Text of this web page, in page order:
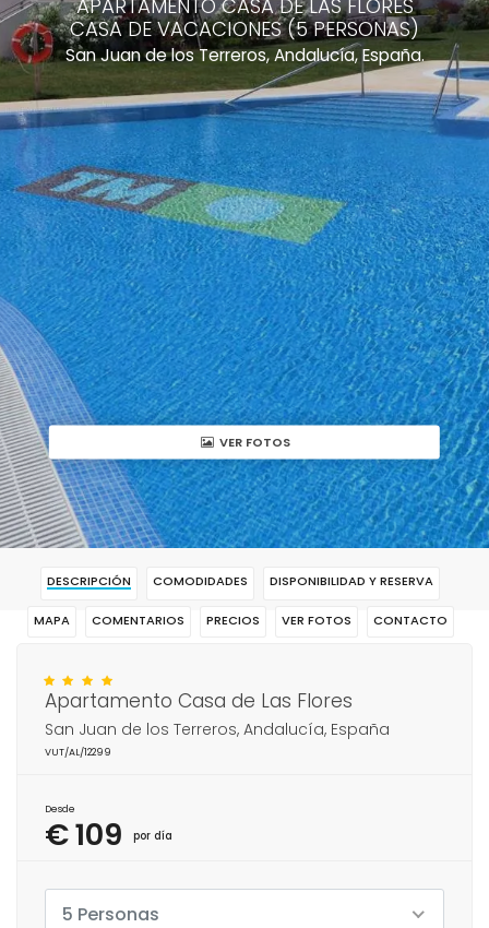
APARTAMENTO CASA DE LAS FLORES
CASA DE VACACIONES (5 PERSONAS)
San Juan de los Terreros, Andalucía, España.
VER FOTOS
DESCRIPCIÓN COMODIDADES DISPONIBILIDAD Y RESERVA
MAPA COMENTARIOS PRECIOS VER FOTOS CONTACTO
Apartamento Casa de Las Flores
San Juan de los Terreros, Andalucía, España
VUT/AL/12299
Desde
€ 109 por día
5 Personas